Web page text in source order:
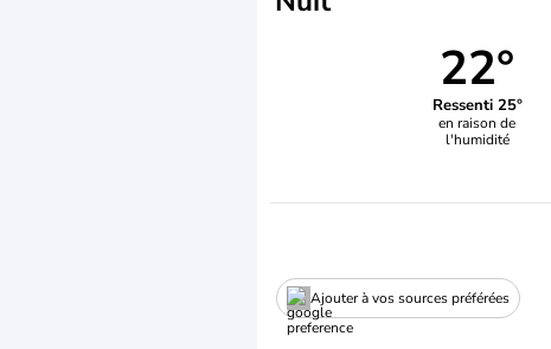
22°
Ressenti 25°
en raison de
l'humidité
Ajouter à vos sources préférées